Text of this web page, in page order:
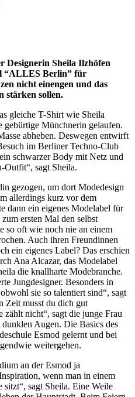
Designerin Sheila Ilzhöfen
“ALLES Berlin” für
nicht einengen und das
stärken sollen.
gleiche T-Shirt wie Sheila
Münchnerin gelaufen.
abheben. Deswegen entwirft
im Berliner Techno-Club
schwarzer Body mit Netz und
Outfit“, sagt Sheila.
gezogen, um dort Modedesign
allerdings kurz vor dem
dann ein eigenes Modelabel für
ersten Mal den selbst
so oft wie noch nie an einem
Auch ihren Freundinnen
ein eigenes Label? Das erschien
Ana Alcazar, das Modelabel
die knallharte Modebranche.
Jungdesigner. Besonders in
sie so talentiert sind“, sagt
Zeit musst du dich gut
zählt nicht“, sagt die junge Frau
Augen. Die Basics des
Esmod gelernt und bei
weitergehen.
an der Esmod ja
wenn man in einem
sagt Sheila. Eine Weile